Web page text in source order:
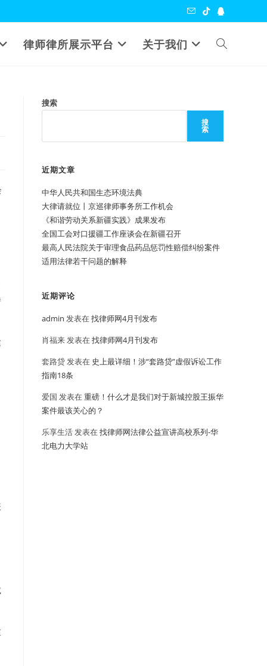
律师律所展示平台 关于我们 Toggle
搜索
搜
索
近期文章
中华人民共和国生态环境法典
大律请就位丨京巡律师事务所工作机会
《和谐劳动关系新疆实践》成果发布
全国工会对口援疆工作座谈会在新疆召开
最高人民法院关于审理食品药品惩罚性赔偿纠纷案件
适用法律若干问题的解释
近期评论
admin 发表在找律师网4月刊发布
肖福来发表在找律师网4月刊发布
套路贷发表在 史上最详细！涉“套路贷”虚假诉讼工作
指南18条
爱国 发表在重磅！什么才是我们对于新城控股王振华
案件最该关心的？
乐享生活发表在找律师网法律公益宣讲高校系列-华
北电力大学站